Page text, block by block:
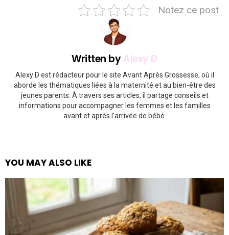
Notez ce post
Written byAlexy D
Alexy D est rédacteur pour le site Avant Après Grossesse, où il
aborde les thématiques liées à la maternité et au bien-être des
jeunes parents. À travers ses articles, il partage conseils et
informations pour accompagner les femmes et les familles
avant et après l’arrivée de bébé.
YOU MAY ALSO LIKE